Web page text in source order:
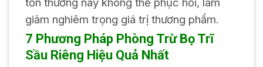
giảm nghiêm trọng giá trị thương phẩm.
7 Phương Pháp Phòng Trừ Bọ Trĩ
Sầu Riêng Hiệu Quả Nhất